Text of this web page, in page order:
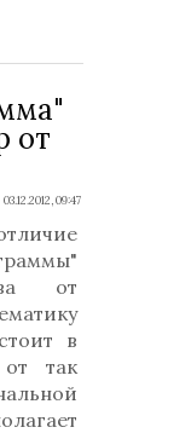
от
03.12.2012, 09:47
от
в
от так